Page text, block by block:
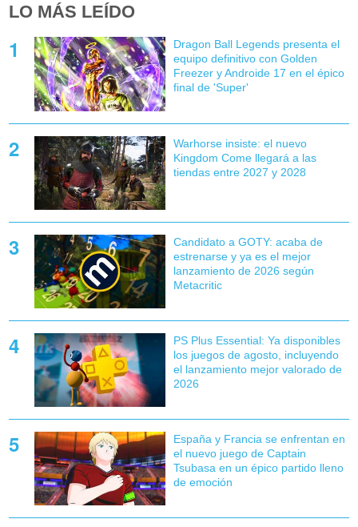
LO MÁS LEÍDO
Dragon Ball Legends presenta el
equipo definitivo con Golden
Freezer y Androide 17 en el épico
final de 'Super'
Warhorse insiste: el nuevo
Kingdom Come llegará a las
tiendas entre 2027 y 2028
Candidato a GOTY: acaba de
estrenarse y ya es el mejor
lanzamiento de 2026 según
Metacritic
PS Plus Essential: Ya disponibles
los juegos de agosto, incluyendo
el lanzamiento mejor valorado de
2026
España y Francia se enfrentan en
el nuevo juego de Captain
Tsubasa en un épico partido lleno
de emoción